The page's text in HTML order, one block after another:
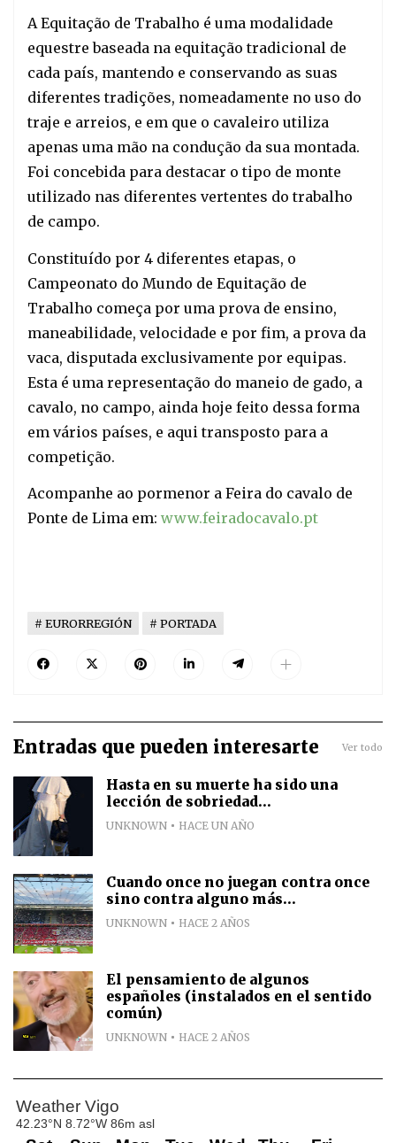
A Equitação de Trabalho é uma modalidade
equestre baseada na equitação tradicional de
cada país, mantendo e conservando as suas
diferentes tradições, nomeadamente no uso do
traje e arreios, e em que o cavaleiro utiliza
apenas uma mão na condução da sua montada.
Foi concebida para destacar o tipo de monte
utilizado nas diferentes vertentes do trabalho
de campo.
Constituído por 4 diferentes etapas, o
Campeonato do Mundo de Equitação de
Trabalho começa por uma prova de ensino,
maneabilidade, velocidade e por fim, a prova da
vaca, disputada exclusivamente por equipas.
Esta é uma representação do maneio de gado, a
cavalo, no campo, ainda hoje feito dessa forma
em vários países, e aqui transposto para a
competição.
Acompanhe ao pormenor a Feira do cavalo de
Ponte de Lima em: www.feiradocavalo.pt
EURORREGIÓN PORTADA
Entradas que pueden interesarte Ver todo
Hasta en su muerte ha sido una
lección de sobriedad...
UNKNOWN HACE UN AÑO
Cuando once no juegan contra once
sino contra alguno más...
UNKNOWN HACE 2 AÑOS
El pensamiento de algunos
españoles (instalados en el sentido
común)
UNKNOWN HACE 2 AÑOS